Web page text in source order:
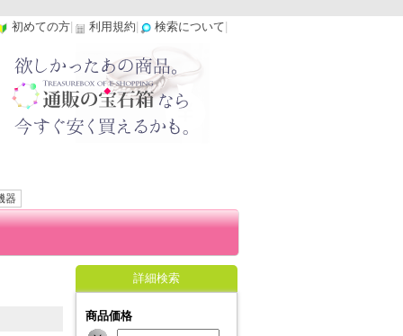
初めての方 利用規約 検索について
器
詳細検索
商品価格